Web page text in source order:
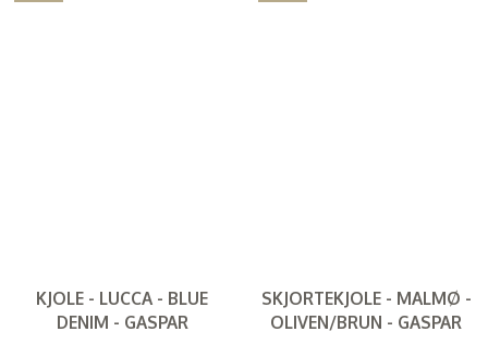
KJOLE - LUCCA - BLUE
DENIM - GASPAR
SKJORTEKJOLE - MALMØ -
OLIVEN/BRUN - GASPAR